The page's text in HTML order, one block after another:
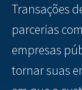
Transações
parcerias
empresas
tornar suas